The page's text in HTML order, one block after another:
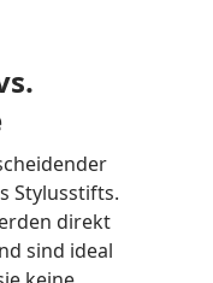
Stylusstifts.
direkt
sind ideal